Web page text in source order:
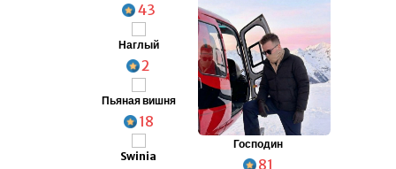
43
Наглый
2
Пьяная вишня
18
Swinia
Господин
81